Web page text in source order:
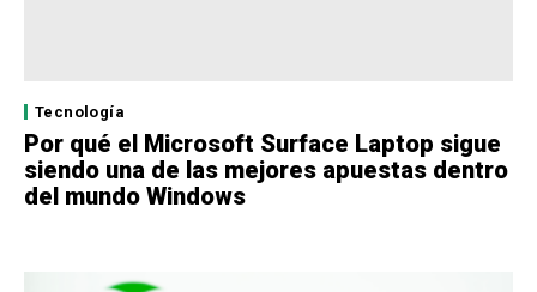
Tecnología
Por qué el Microsoft Surface Laptop sigue
siendo una de las mejores apuestas dentro
del mundo Windows